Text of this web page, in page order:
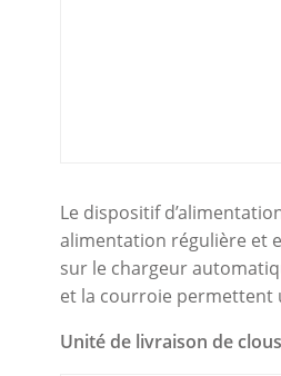
Le dispositif
alimentation régulière et
sur le chargeur
et la courroie permettent
Unité de livraison de